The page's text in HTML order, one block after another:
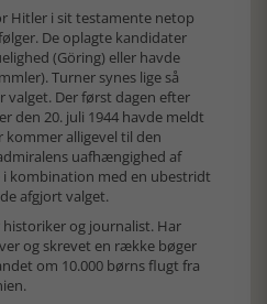
Hitler i sit testamente netop
De oplagte kandidater
(Göring) eller havde
Turner synes lige så
valget. Der først dagen efter
den 20. juli 1944 havde meldt
kommer alligevel til den
uafhængighed af
kombination med en ubestridt
afgjort valget.
og journalist. Har
og skrevet en række bøger
om 10.000 børns flugt fra